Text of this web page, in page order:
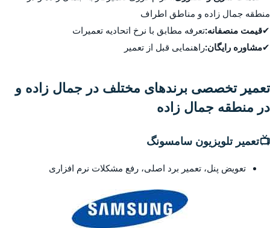
منطقه جمال زاده و مناطق اطراف
✔قیمت منصفانه:تعرفه مطابق با نرخ اتحادیه تعمیرات
✔مشاوره رایگان:راهنمایی قبل از تعمیر
تعمیر تخصصی برندهای مختلف در جمال زاده و
در منطقه جمال زاده
📺تعمیر تلویزیون سامسونگ
تعویض پنل، تعمیر برد اصلی، رفع مشکلات نرم افزاری